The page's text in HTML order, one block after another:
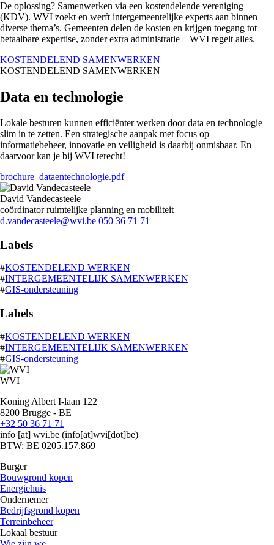
De oplossing? Samenwerken via een kostendelende vereniging
(KDV). WVI zoekt en werft intergemeentelijke experts aan binnen
diverse thema’s. Gemeenten delen de kosten en krijgen toegang tot
betaalbare expertise, zonder extra administratie – WVI regelt alles.
KOSTENDELEND SAMENWERKEN
KOSTENDELEND SAMENWERKEN
Data en technologie
Lokale besturen kunnen efficiënter werken door data en technologie
slim in te zetten. Een strategische aanpak met focus op
informatiebeheer, innovatie en veiligheid is daarbij onmisbaar. En
daarvoor kan je bij WVI terecht!
brochure_dataentechnologie.pdf
David Vandecasteele
coördinator ruimtelijke planning en mobiliteit
d.vandecasteele@wvi.be 050 36 71 71
Labels
#KOSTENDELEND WERKEN
#INTERGEMEENTELIJK SAMENWERKEN
#GIS-ondersteuning
Labels
#KOSTENDELEND WERKEN
#INTERGEMEENTELIJK SAMENWERKEN
#GIS-ondersteuning
WVI
Koning Albert I-laan 122
8200 Brugge - BE
+32 50 36 71 71
info [at] wvi.be (info[at]wvi[dot]be)
BTW: BE 0205.157.869
Burger
Bouwgrond kopen
Energiehuis
Ondernemer
Bedrijfsgrond kopen
Terreinbeheer
Lokaal bestuur